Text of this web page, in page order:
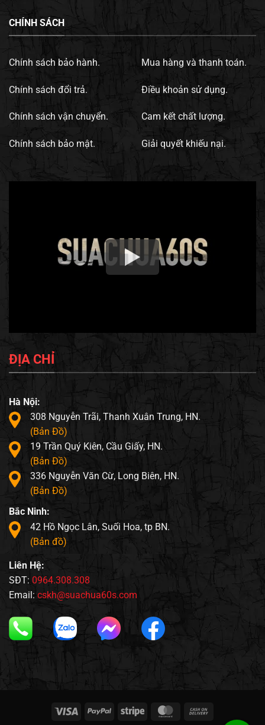
CHÍNH SÁCH
Chính sách bảo hành.
Chính sách đổi trả.
Chính sách vận chuyển.
Chính sách bảo mật.
Mua hàng và thanh toán.
Điều khoản sử dụng.
Cam kết chất lượng.
Giải quyết khiếu nại.
ĐỊA CHỈ
Hà Nội:
308 Nguyễn Trãi, Thanh Xuân Trung, HN.
(Bản Đồ)
19 Trần Quý Kiên, Cầu Giấy, HN.
(Bản Đồ)
336 Nguyễn Văn Cừ, Long Biên, HN.
(Bản Đồ)
Bắc Ninh:
42 Hồ Ngọc Lân, Suối Hoa, tp BN.
(Bản đồ)
Liên Hệ:
SĐT: 0964.308.308
Email: cskh@suachua60s.com
Visa PayPal Stripe MasterCard